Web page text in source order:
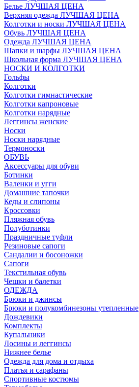
Белье ЛУЧШАЯ ЦЕНА
Верхняя одежда ЛУЧШАЯ ЦЕНА
Колготки и носки ЛУЧШАЯ ЦЕНА
Обувь ЛУЧШАЯ ЦЕНА
Одежда ЛУЧШАЯ ЦЕНА
Шапки и шарфы ЛУЧШАЯ ЦЕНА
Школьная форма ЛУЧШАЯ ЦЕНА
НОСКИ И КОЛГОТКИ
Гольфы
Колготки
Колготки гимнастические
Колготки капроновые
Колготки нарядные
Леггинсы женские
Носки
Носки нарядные
Термоноски
ОБУВЬ
Аксессуары для обуви
Ботинки
Валенки и угги
Домашние тапочки
Кеды и слипоны
Кроссовки
Пляжная обувь
Полуботинки
Праздничные туфли
Резиновые сапоги
Сандалии и босоножки
Сапоги
Текстильная обувь
Чешки и балетки
ОДЕЖДА
Брюки и джинсы
Брюки и полукомбинезоны утепленные
Дождевики
Комплекты
Купальники
Лосины и леггинсы
Нижнее белье
Одежда для дома и отдыха
Платья и сарафаны
Спортивные костюмы